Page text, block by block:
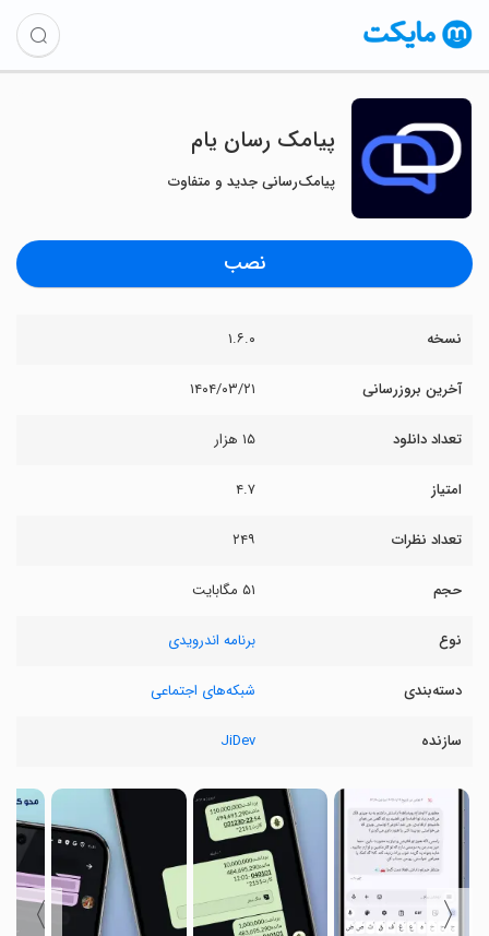
‏‏‏‏‏‏‏پیامک رسان یام
پیامک‌رسانی جدید و متفاوت
نصب
نسخه ۱.۶.۰
آخرین بروزرسانی ۱۴۰۴/۰۳/۲۱
تعداد دانلود ۱۵ هزار
امتیاز ۴.۷
تعداد نظرات ۲۴۹
حجم ۵۱ مگابایت
نوع برنامه اندرویدی
دسته‌بندی شبکه‌های اجتماعی
سازنده JiDev
〈
〉